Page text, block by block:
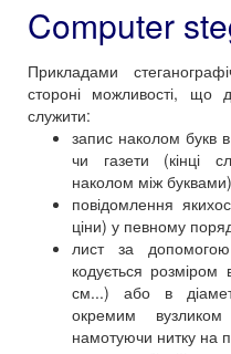
Computer
Прикладами
стороні можливості, що
служити:
запис наколом букв в
чи газети (кінці
наколом між
повідомлення
ціни) у певному
лист за
кодується
см...) або в
окремим
намотуючи нитку на